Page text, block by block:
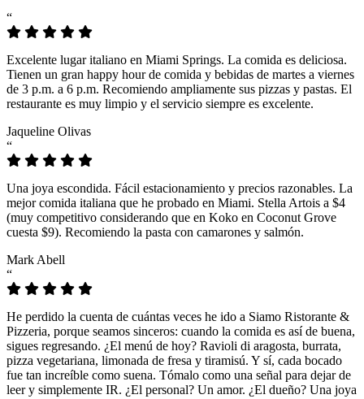
“
Excelente lugar italiano en Miami Springs. La comida es deliciosa.
Tienen un gran happy hour de comida y bebidas de martes a viernes
de 3 p.m. a 6 p.m. Recomiendo ampliamente sus pizzas y pastas. El
restaurante es muy limpio y el servicio siempre es excelente.
Jaqueline Olivas
“
Una joya escondida. Fácil estacionamiento y precios razonables. La
mejor comida italiana que he probado en Miami. Stella Artois a $4
(muy competitivo considerando que en Koko en Coconut Grove
cuesta $9). Recomiendo la pasta con camarones y salmón.
Mark Abell
“
He perdido la cuenta de cuántas veces he ido a Siamo Ristorante &
Pizzeria, porque seamos sinceros: cuando la comida es así de buena,
sigues regresando. ¿El menú de hoy? Ravioli di aragosta, burrata,
pizza vegetariana, limonada de fresa y tiramisú. Y sí, cada bocado
fue tan increíble como suena. Tómalo como una señal para dejar de
leer y simplemente IR. ¿El personal? Un amor. ¿El dueño? Una joya